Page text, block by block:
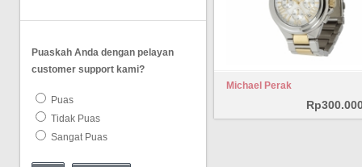
Puaskah Anda dengan pelayan
customer support kami?
Puas
Tidak Puas
Sangat Puas
Michael Perak